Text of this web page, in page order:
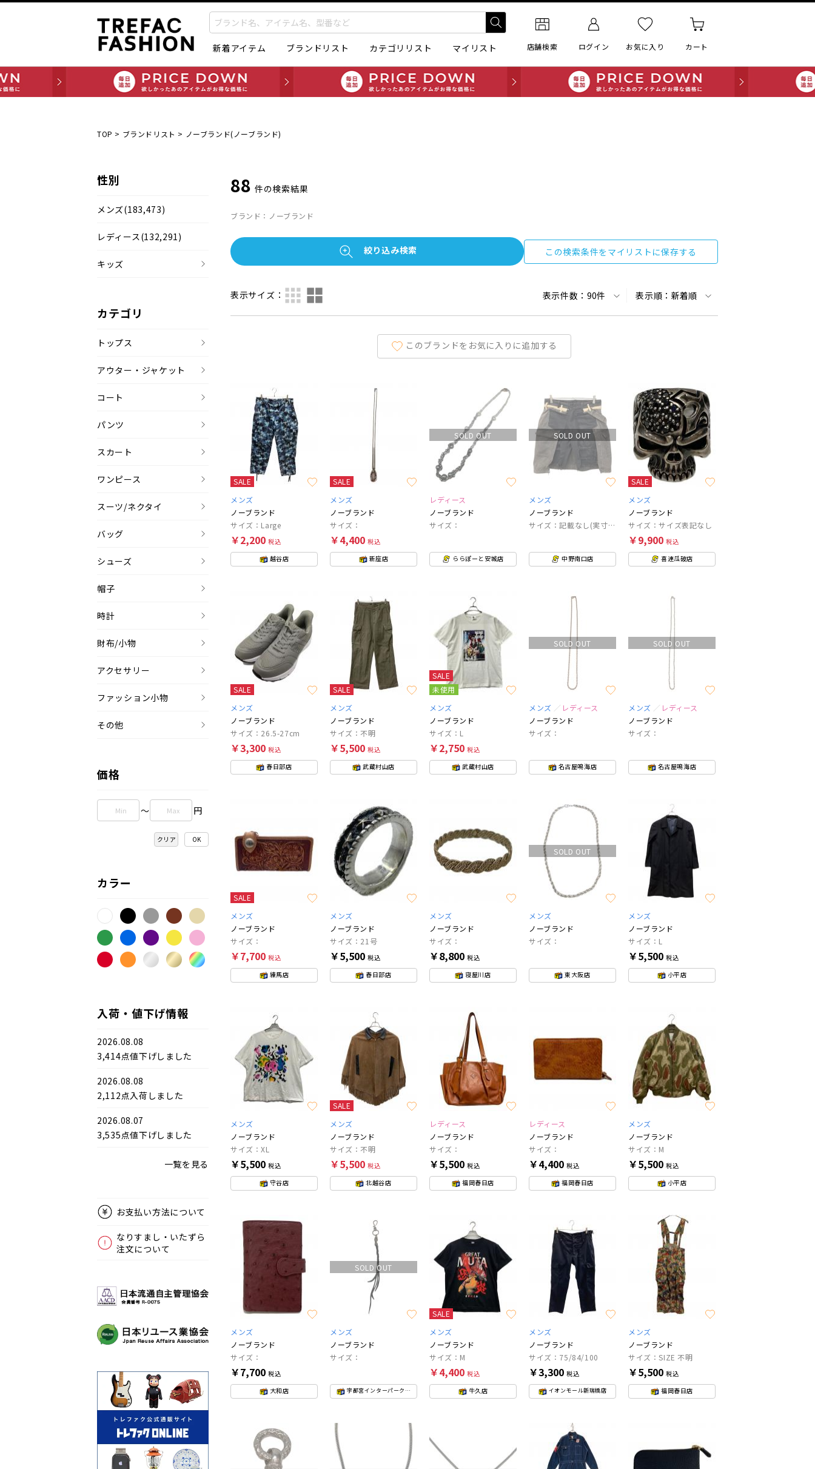
新着アイテム ブランドリスト カテゴリリスト マイリスト 店舗検索 ログイン お気に入り カート
TOP > ブランドリスト > ノーブランド(ノーブランド)
性別
メンズ(183,473)
レディース(132,291)
キッズ
カテゴリ
トップス
アウター・ジャケット
コート
パンツ
スカート
ワンピース
スーツ/ネクタイ
バッグ
シューズ
帽子
時計
財布/小物
アクセサリー
ファッション小物
その他
価格
～ 円
クリア
カラー
入荷・値下げ情報
2026.08.08
3,414点値下げしました
2026.08.08
2,112点入荷しました
2026.08.07
3,535点値下げしました
一覧を見る
お支払い方法について
なりすまし・いたずら
注文について
88 件の検索結果
ブランド：ノーブランド
絞り込み検索 この検索条件をマイリストに保存する
表示サイズ： 表示件数：90件 表示順： 新着順
このブランドをお気に入りに追加する
SALE
メンズ
ノーブランド
サイズ：Large
￥2,200 税込
越谷店
SALE
メンズ
ノーブランド
サイズ：
￥4,400 税込
新座店
SOLD OUT
レディース
ノーブランド
サイズ：
ららぽーと安城店
SOLD OUT
メンズ
ノーブランド
サイズ：記載なし(実寸参照)
中野南口店
SALE
メンズ
ノーブランド
サイズ：サイズ表記なし
￥9,900 税込
喜連瓜破店
SALE
メンズ
ノーブランド
サイズ：26.5-27cm
￥3,300 税込
春日部店
SALE
メンズ
ノーブランド
サイズ：不明
￥5,500 税込
武蔵村山店
SALE
未使用
メンズ
ノーブランド
サイズ：L
￥2,750 税込
武蔵村山店
SOLD OUT
メンズ
レディース
ノーブランド
サイズ：
名古屋鳴海店
SOLD OUT
メンズ
レディース
ノーブランド
サイズ：
名古屋鳴海店
SALE
メンズ
ノーブランド
サイズ：
￥7,700 税込
練馬店
メンズ
ノーブランド
サイズ：21号
￥5,500 税込
春日部店
メンズ
ノーブランド
サイズ：
￥8,800 税込
寝屋川店
SOLD OUT
メンズ
ノーブランド
サイズ：
東大阪店
メンズ
ノーブランド
サイズ：L
￥5,500 税込
小平店
メンズ
ノーブランド
サイズ：XL
￥5,500 税込
守谷店
SALE
メンズ
ノーブランド
サイズ：不明
￥5,500 税込
北越谷店
レディース
ノーブランド
サイズ：
￥5,500 税込
福岡春日店
レディース
ノーブランド
サイズ：
￥4,400 税込
福岡春日店
メンズ
ノーブランド
サイズ：M
￥5,500 税込
小平店
メンズ
ノーブランド
サイズ：
￥7,700 税込
大和店
SOLD OUT
メンズ
ノーブランド
サイズ：
宇都宮インターパークビレッジ店
SALE
メンズ
ノーブランド
サイズ：M
￥4,400 税込
牛久店
メンズ
ノーブランド
サイズ：75/84/100
￥3,300 税込
イオンモール新瑞橋店
メンズ
ノーブランド
サイズ：SIZE 不明
￥5,500 税込
福岡春日店